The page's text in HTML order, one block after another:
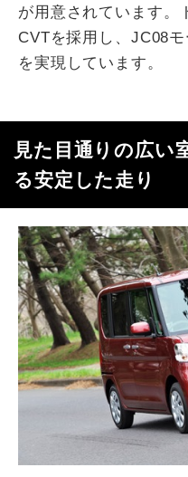
が用意されています。
CVTを採用し、JC08
を実現しています。
見た目通りの広い
る安定した走り